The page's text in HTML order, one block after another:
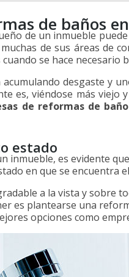
de baños
de un inmueble
de sus áreas de
cuando se hace
desgaste y
es, viéndose más
de reformas de
estado
inmueble, es evidente
en que se encuentra
a la vista y sobre
es plantearse una
opciones como